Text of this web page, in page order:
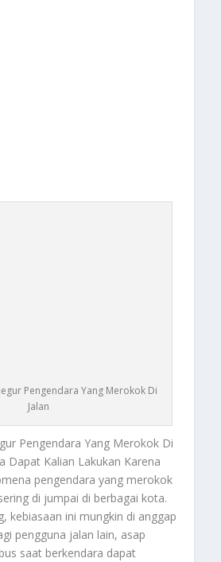
Pengendara Yang Merokok Di
Jalan
Pengendara Yang Merokok Di
Dapat Kalian Lakukan Karena
pengendara yang merokok
di jumpai di berbagai kota.
kebiasaan ini mungkin di anggap
pengguna jalan lain, asap
saat berkendara dapat